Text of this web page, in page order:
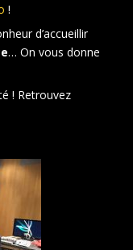
!
d’accueillir
… On vous donne
! Retrouvez